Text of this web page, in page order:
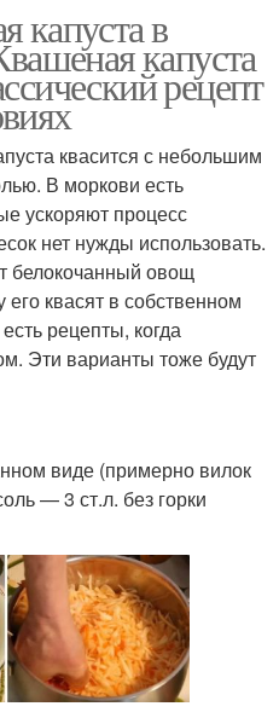
капуста в
капуста
рецепт
квасится с небольшим
В моркови есть
ускоряют процесс
нет нужды использовать.
белокочанный овощ
квасят в собственном
рецепты, когда
Эти варианты тоже будут
виде (примерно вилок
— 3 ст.л. без горки